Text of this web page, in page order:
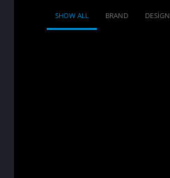
SHOW ALL BRAND DESIGN